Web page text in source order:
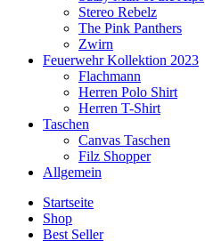
Stereo Rebelz
The Pink Panthers
Zwirn
Feuerwehr Kollektion 2023
Flachmann
Herren Polo Shirt
Herren T-Shirt
Taschen
Canvas Taschen
Filz Shopper
Allgemein
Startseite
Shop
Best Seller